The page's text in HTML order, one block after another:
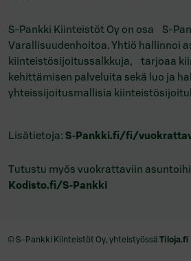
S-Pankki Kiinteistöt Oy on osa S-
Varallisuudenhoitoa. Yhtiö hallinnoi
kiinteistösijoitussalkkuja, tarjoaa
kehittämisen palveluita sekä luo ja
yhteissijoitusmallisia
Lisätietoja: S‑Pankki.fi/fi/
Tutustu myös vuokrattaviin
Kodisto.fi/S‑Pankki
© S-Pankki Kiinteistöt Oy, yhteistyössä Tiloja.fi